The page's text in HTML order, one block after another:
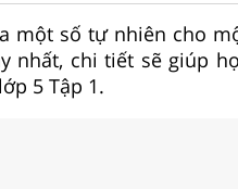
một số tự nhiên cho
nhất, chi tiết sẽ giúp
5 Tập 1.